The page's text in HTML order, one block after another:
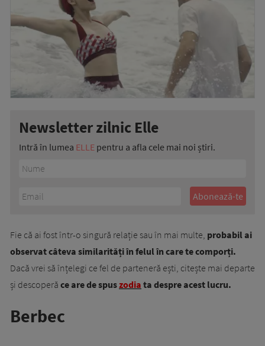
Newsletter zilnic Elle
Intră în lumea ELLE pentru a afla cele mai noi știri.
Fie că ai fost într-o singură relație sau în mai multe, probabil ai
observat câteva similarități în felul în care te comporți.
Dacă vrei să înțelegi ce fel de parteneră ești, citește mai departe
și descoperă ce are de spuszodia ta despre acest lucru.
Berbec